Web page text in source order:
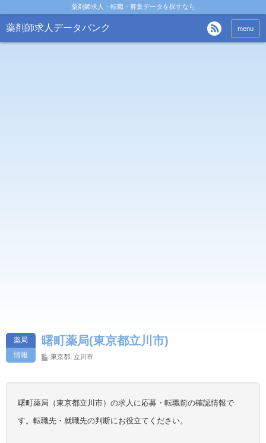
薬剤師求人・転職・募集データを探すなら
薬剤師求人データバンク menu
薬局
情報
曙町薬局(東京都立川市)
東京都 立川市
曙町薬局（東京都立川市）の求人に応募・転職前の確認情報で
す。転職先・就職先の判断にお役立てください。